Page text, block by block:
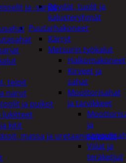
Pöydät, tuolit ja
kalusteryhmät
Puutarhakoneet
Kärryt
Metsurin työkalut
Halkomakoneet
Kirveet ja
sahat
Moottorisahat
ja tarvikkeet
ja
Viilat ja
teräketjut
ja -sarjat
teipit
narut
ja puikot
lukitteet
kitit
massa ja uretaanipistoolit